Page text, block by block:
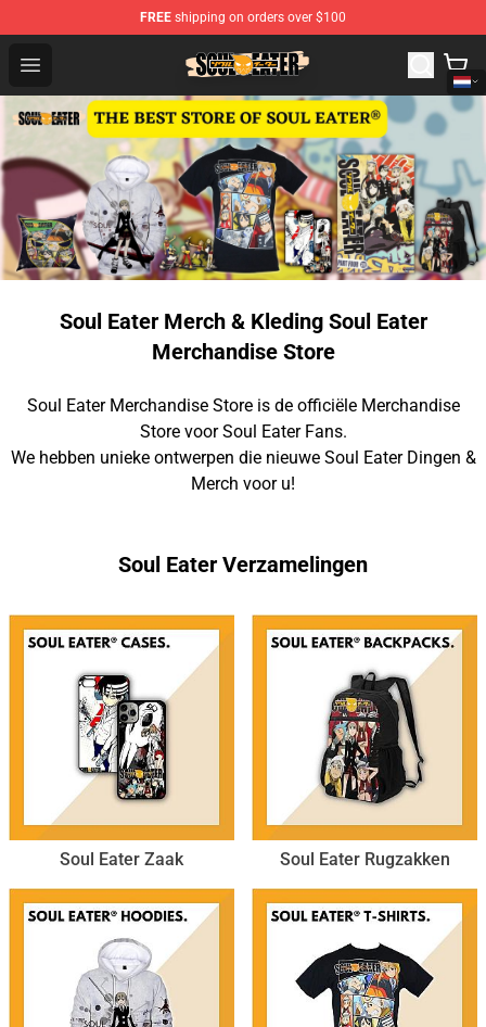
FREE shipping on orders over $100
Open menu
Soul Eater Store - Official Soul Eater Merchandise Shop
Soul Eater Merch & Kleding Soul Eater
Merchandise Store
Soul Eater Merchandise Store is de officiële Merchandise
Store voor Soul Eater Fans.
We hebben unieke ontwerpen die nieuwe Soul Eater Dingen &
Merch voor u!
Soul Eater Verzamelingen
Soul Eater Zaak Soul Eater Rugzakken